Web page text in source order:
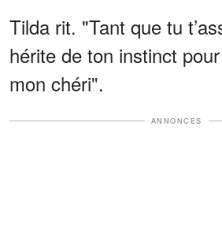
Tilda rit. "Tant que tu
hérite de ton instinct
mon chéri".
ANNONCES